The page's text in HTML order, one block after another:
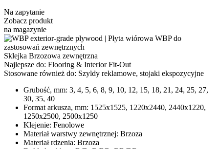
Na zapytanie
Zobacz produkt
na magazynie
Sklejka Brzozowa zewnętrzna
Najlepsze do: Flooring & Interior Fit-Out
Stosowane również do: Szyldy reklamowe, stojaki ekspozycyjne
Grubość, mm: 3, 4, 5, 6, 8, 9, 10, 12, 15, 18, 21, 24, 25, 27,
30, 35, 40
Format arkusza, mm: 1525x1525, 1220x2440, 2440x1220,
1250x2500, 2500x1250
Klejenie: Fenolowe
Materiał warstwy zewnętrznej: Brzoza
Materiał rdzenia: Brzoza